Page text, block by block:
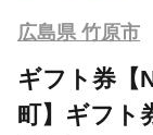
広島県 竹原市
ギフト券【
町】ギフト